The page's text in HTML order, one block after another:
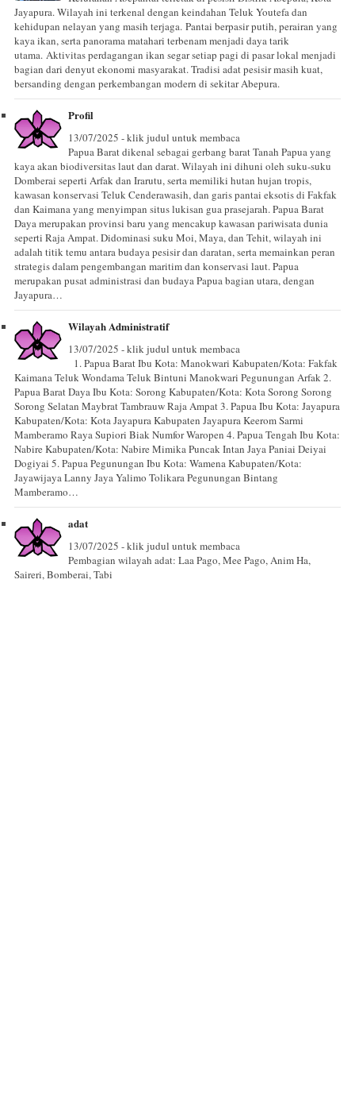
Jayapura. Wilayah ini terkenal dengan keindahan Teluk Youtefa dan
kehidupan nelayan yang masih terjaga. Pantai berpasir putih, perairan yang
kaya ikan, serta panorama matahari terbenam menjadi daya tarik
utama. Aktivitas perdagangan ikan segar setiap pagi di pasar lokal menjadi
bagian dari denyut ekonomi masyarakat. Tradisi adat pesisir masih kuat,
bersanding dengan perkembangan modern di sekitar Abepura.
Profil
13/07/2025 - klik judul untuk membaca
Papua Barat dikenal sebagai gerbang barat Tanah Papua yang
kaya akan biodiversitas laut dan darat. Wilayah ini dihuni oleh suku-suku
Domberai seperti Arfak dan Irarutu, serta memiliki hutan hujan tropis,
kawasan konservasi Teluk Cenderawasih, dan garis pantai eksotis di Fakfak
dan Kaimana yang menyimpan situs lukisan gua prasejarah. Papua Barat
Daya merupakan provinsi baru yang mencakup kawasan pariwisata dunia
seperti Raja Ampat. Didominasi suku Moi, Maya, dan Tehit, wilayah ini
adalah titik temu antara budaya pesisir dan daratan, serta memainkan peran
strategis dalam pengembangan maritim dan konservasi laut. Papua
merupakan pusat administrasi dan budaya Papua bagian utara, dengan
Jayapura…
Wilayah Administratif
13/07/2025 - klik judul untuk membaca
1. Papua Barat Ibu Kota: Manokwari Kabupaten/Kota: Fakfak
Kaimana Teluk Wondama Teluk Bintuni Manokwari Pegunungan Arfak 2.
Papua Barat Daya Ibu Kota: Sorong Kabupaten/Kota: Kota Sorong Sorong
Sorong Selatan Maybrat Tambrauw Raja Ampat 3. Papua Ibu Kota: Jayapura
Kabupaten/Kota: Kota Jayapura Kabupaten Jayapura Keerom Sarmi
Mamberamo Raya Supiori Biak Numfor Waropen 4. Papua Tengah Ibu Kota:
Nabire Kabupaten/Kota: Nabire Mimika Puncak Intan Jaya Paniai Deiyai
Dogiyai 5. Papua Pegunungan Ibu Kota: Wamena Kabupaten/Kota:
Jayawijaya Lanny Jaya Yalimo Tolikara Pegunungan Bintang
Mamberamo…
adat
13/07/2025 - klik judul untuk membaca
Pembagian wilayah adat: Laa Pago, Mee Pago, Anim Ha,
Saireri, Bomberai, Tabi